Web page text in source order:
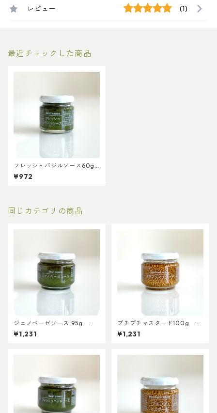
レビュー (1)
最近チェックした商品
フレッシュバジルソース60g
【ファインド・ニューズ】
【3,980円以上送料無料】（添
¥972
同じカテゴリの商品
ジェノベーゼソース 95g
【ファインド・ニューズ】【3,
980円以上送料無料】（添加
¥1,231
プチプチマスタード100g
【ファインド・ニューズ】【3,
980円以上送料無料】（添加
¥1,231